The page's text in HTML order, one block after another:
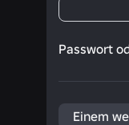
Passwort
Einem